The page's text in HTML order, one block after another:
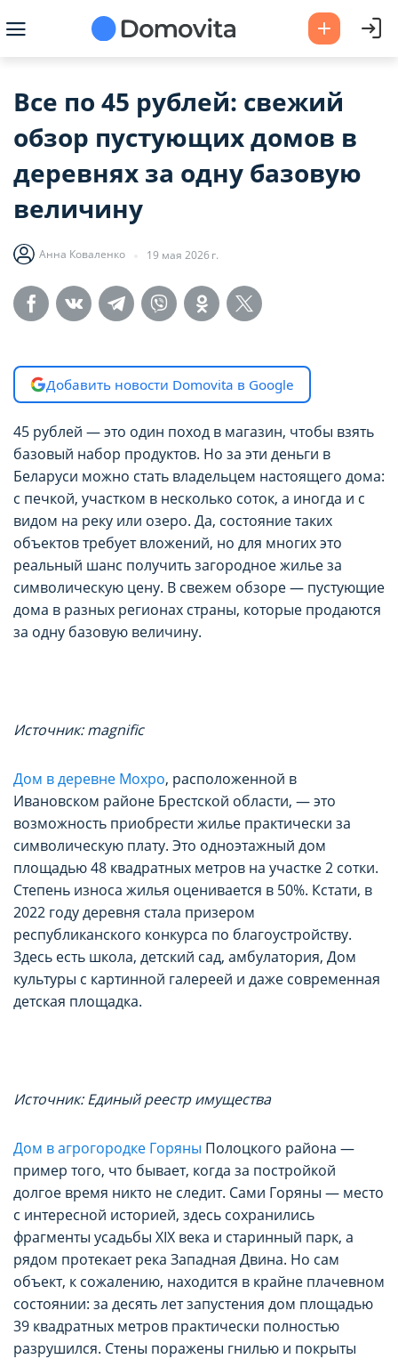
Все по 45 рублей: свежий
обзор пустующих домов в
деревнях за одну базовую
величину
Анна Коваленко 19 мая 2026 г.
Добавить новости Domovita в Google
45 рублей — это один поход в магазин, чтобы взять
базовый набор продуктов. Но за эти деньги в
Беларуси можно стать владельцем настоящего дома:
с печкой, участком в несколько соток, а иногда и с
видом на реку или озеро. Да, состояние таких
объектов требует вложений, но для многих это
реальный шанс получить загородное жилье за
символическую цену. В свежем обзоре — пустующие
дома в разных регионах страны, которые продаются
за одну базовую величину.
Источник: magnific
Дом в деревне Мохро, расположенной в
Ивановском районе Брестской области, — это
возможность приобрести жилье практически за
символическую плату. Это одноэтажный дом
площадью 48 квадратных метров на участке 2 сотки.
Степень износа жилья оценивается в 50%. Кстати, в
2022 году деревня стала призером
республиканского конкурса по благоустройству.
Здесь есть школа, детский сад, амбулатория, Дом
культуры с картинной галереей и даже современная
детская площадка.
Источник: Единый реестр имущества
Дом в агрогородке Горяны Полоцкого района —
пример того, что бывает, когда за постройкой
долгое время никто не следит. Сами Горяны — место
с интересной историей, здесь сохранились
фрагменты усадьбы XIX века и старинный парк, а
рядом протекает река Западная Двина. Но сам
объект, к сожалению, находится в крайне плачевном
состоянии: за десять лет запустения дом площадью
39 квадратных метров практически полностью
разрушился. Стены поражены гнилью и покрыты